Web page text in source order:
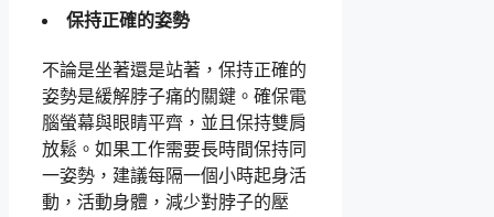
保持正確的姿勢
不論是坐著還是站著，保持正確的
姿勢是緩解脖子痛的關鍵。確保電
腦螢幕與眼睛平齊，並且保持雙肩
放鬆。如果工作需要長時間保持同
一姿勢，建議每隔一個小時起身活
動，活動身體，減少對脖子的壓